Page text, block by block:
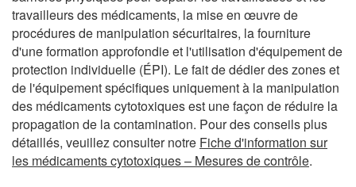
travailleurs des médicaments, la mise en œuvre de
procédures de manipulation sécuritaires, la fourniture
d'une formation approfondie et l'utilisation d'équipement de
protection individuelle (ÉPI). Le fait de dédier des zones et
de l'équipement spécifiques uniquement à la manipulation
des médicaments cytotoxiques est une façon de réduire la
propagation de la contamination. Pour des conseils plus
détaillés, veuillez consulter notre Fiche d'information sur
les médicaments cytotoxiques – Mesures de contrôle.